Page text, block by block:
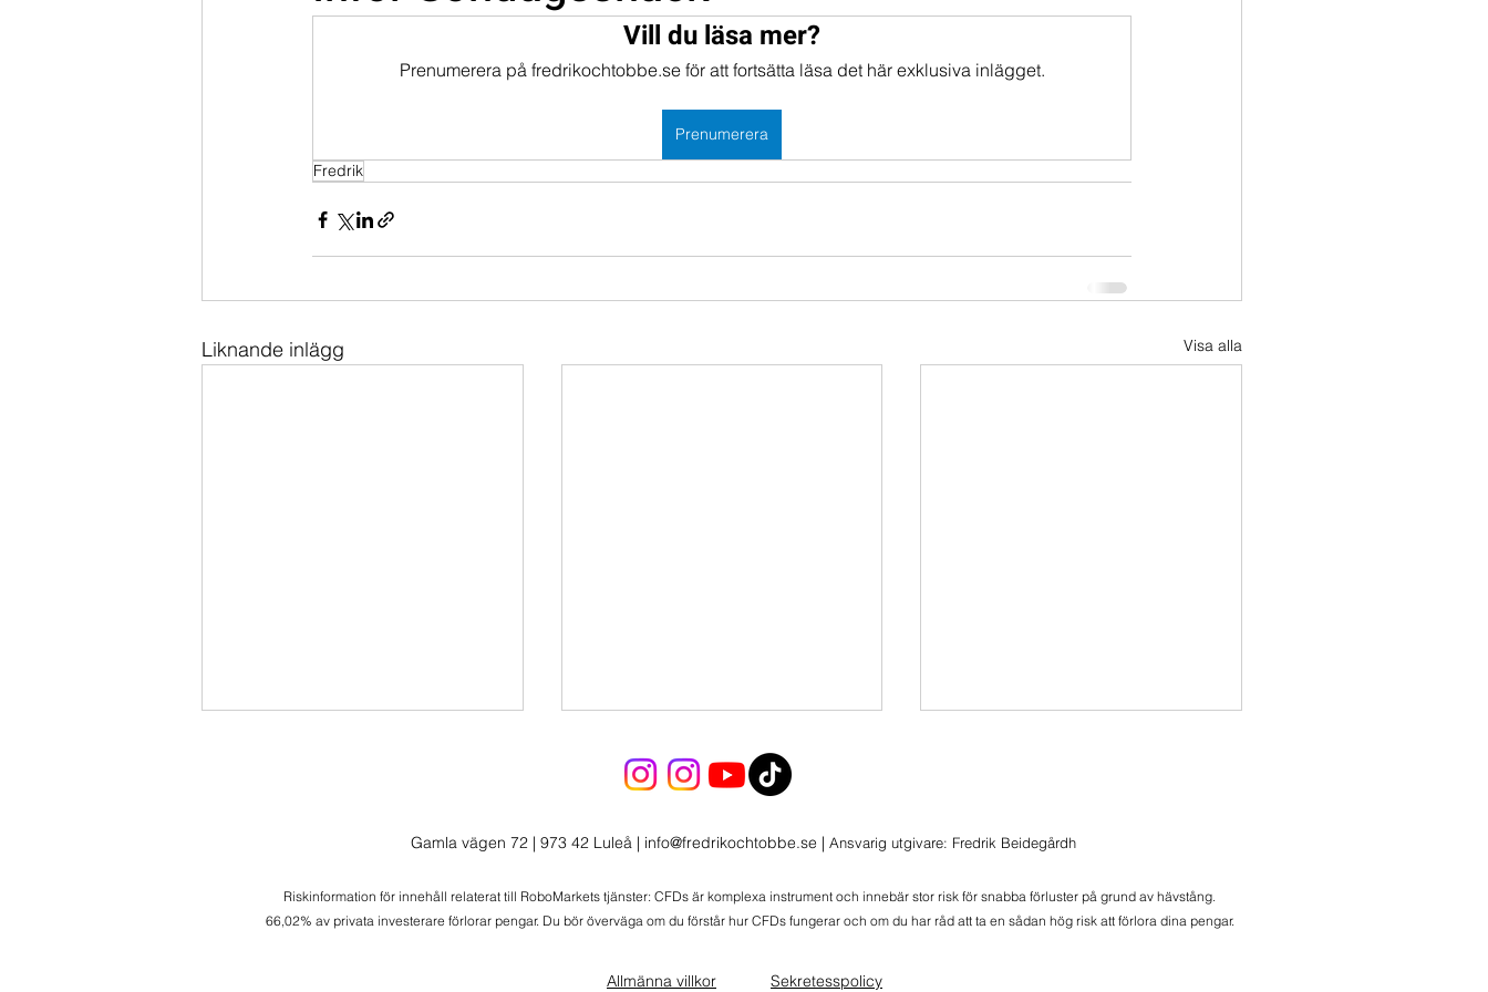
Portföljer
Vill du läsa mer?
Prenumerera på fredrikochtobbe.se för att fortsätta läsa det här exklusiva inlägget.
Prenumerera
Fredrik
Liknande inlägg Visa alla
Fredagsspecial Amazon -
Morgonlive 2026-08-06
Morgonbrev 2026-08-06
Gamla vägen 72 | 973 42 Luleå | info@fredrikochtobbe.se | Ansvarig utgivare: Fredrik Beidegårdh
Riskinformation för innehåll relaterat till RoboMarkets tjänster: CFDs är komplexa instrument och innebär stor risk för snabba förluster på grund av hävstång.
66,02% av privata investerare förlorar pengar. Du bör överväga om du förstår hur CFDs fungerar och om du har råd att ta en sådan hög risk att förlora dina pengar.
Allmänna villkor Sekretesspolicy